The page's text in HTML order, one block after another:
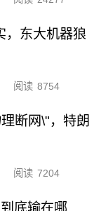
，东大机器狼
阅读 8754
断网\"，特朗
阅读 7204
底输在哪